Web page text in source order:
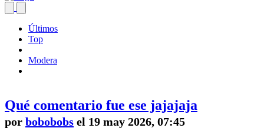
Últimos
Top
Modera
Qué comentario fue ese jajajaja
por bobobobs el 19 may 2026, 07:45